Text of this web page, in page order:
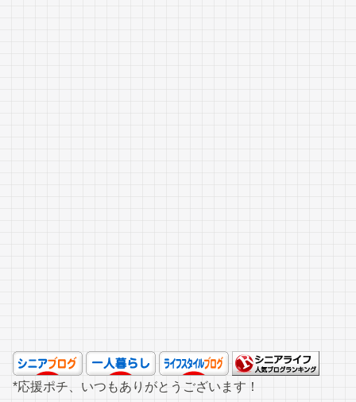
*応援ポチ、いつもありがとうございます！